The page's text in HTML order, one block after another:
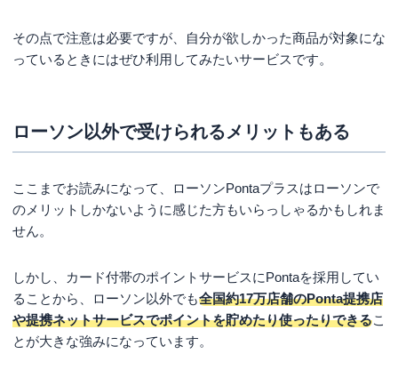
その点で注意は必要ですが、自分が欲しかった商品が対象にな
っているときにはぜひ利用してみたいサービスです。
ローソン以外で受けられるメリットもある
ここまでお読みになって、ローソンPontaプラスはローソンで
のメリットしかないように感じた方もいらっしゃるかもしれま
せん。
しかし、カード付帯のポイントサービスにPontaを採用してい
ることから、ローソン以外でも全国約17万店舗のPonta提携店
や提携ネットサービスでポイントを貯めたり使ったりできるこ
とが大きな強みになっています。